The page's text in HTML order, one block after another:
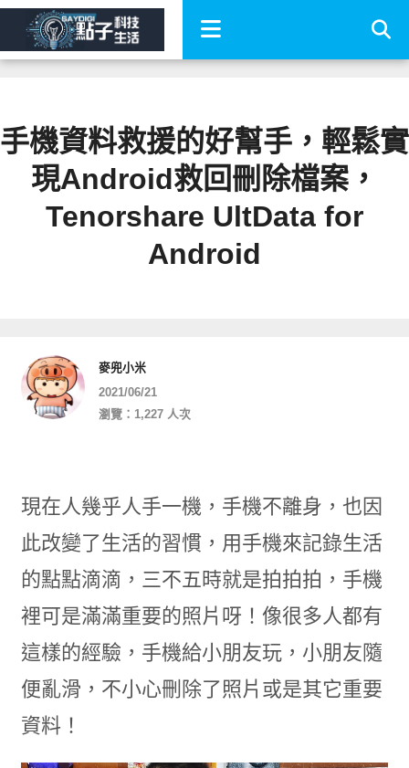
手機資料救援的好幫手，輕鬆實
現Android救回刪除檔案，
Tenorshare UltData for
Android
麥兜小米
2021/06/21
瀏覽：1,227 人次
現在人幾乎人手一機，手機不離身，也因
此改變了生活的習慣，用手機來記錄生活
的點點滴滴，三不五時就是拍拍拍，手機
裡可是滿滿重要的照片呀！像很多人都有
這樣的經驗，手機給小朋友玩，小朋友隨
便亂滑，不小心刪除了照片或是其它重要
資料！